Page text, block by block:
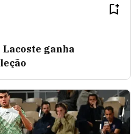
ganha